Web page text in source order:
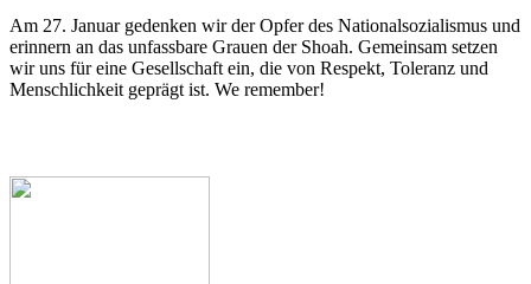
Am 27. Janu­ar geden­ken wir der Opfer des Natio­nal­so­zia­lis­mus und
erin­nern an das unfass­ba­re Grau­en der Sho­ah. Gemein­sam set­zen
wir uns für eine Gesell­schaft ein, die von Respekt, Tole­ranz und
Mensch­lich­keit geprägt ist. We remember!